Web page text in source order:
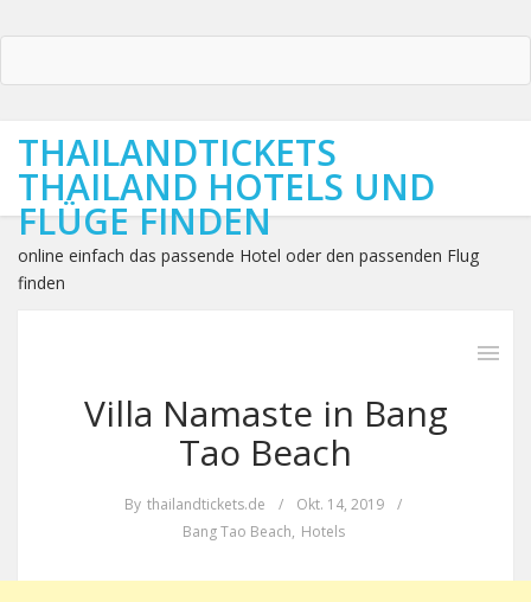
THAILANDTICKETS
THAILAND HOTELS UND
FLÜGE FINDEN
online einfach das passende Hotel oder den passenden Flug
finden
Villa Namaste in Bang
Tao Beach
By thailandtickets.de / Okt. 14, 2019
/
Bang Tao Beach, Hotels